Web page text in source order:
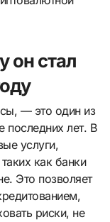
он стал
— это один из
последних лет. В
услуги,
как банки
Это позволяет
риски, не